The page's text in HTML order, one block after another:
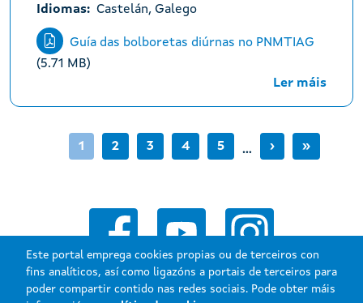
Este portal emprega cookies propias ou de terceiros con
fins analíticos, así como ligazóns a portais de terceiros para
poder compartir contido nas redes sociais. Pode obter máis
Idiomas
Castelán Galego
Guía das bolboretas diúrnas no PNMTIAG
(5.71 MB)
Ler máis
Páxina actual
1 Page
2 Page
3 Page
4 Page
5 … Páxina
› Última
»